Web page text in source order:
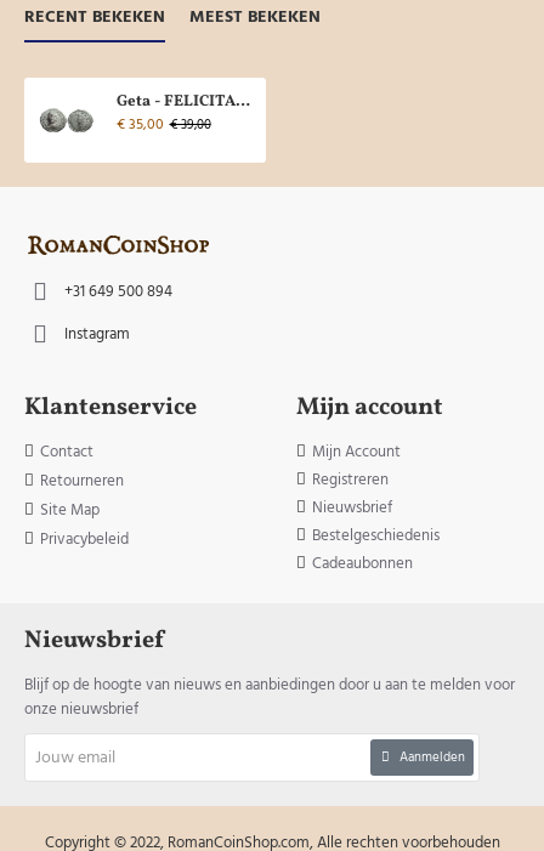
RECENT BEKEKEN MEEST BEKEKEN
Geta - FELICITAS PVBLICA denarius (MA2494)
€ 35,00 € 39,00
+31 649 500 894
Instagram
Klantenservice
Contact
Retourneren
Site Map
Privacybeleid
Mijn account
Mijn Account
Registreren
Nieuwsbrief
Bestelgeschiedenis
Cadeaubonnen
Nieuwsbrief
Blijf op de hoogte van nieuws en aanbiedingen door u aan te melden voor
onze nieuwsbrief
email
Aanmelden
Copyright © 2022, RomanCoinShop.com, Alle rechten voorbehouden